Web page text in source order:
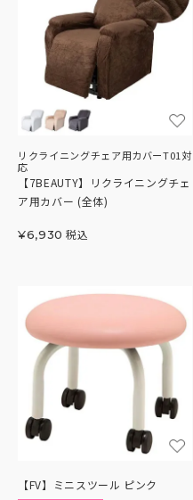
リクライニングチェア用カバーT01対
応
【7BEAUTY】リクライニングチェ
ア用カバー (全体)
¥6,930 税込
【FV】ミニスツール ピンク